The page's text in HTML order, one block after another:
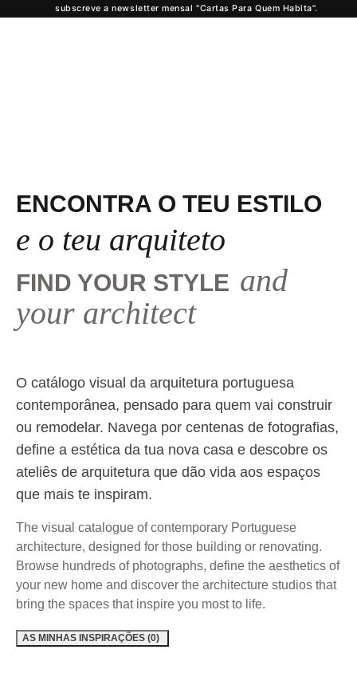
ENCONTRA O TEU ESTILO
e o teu arquiteto
FIND YOUR STYLE and
your architect
O catálogo visual da arquitetura portuguesa
contemporânea, pensado para quem vai construir
ou remodelar. Navega por centenas de fotografias,
define a estética da tua nova casa e descobre os
ateliês de arquitetura que dão vida aos espaços
que mais te inspiram.
The visual catalogue of contemporary Portuguese
architecture, designed for those building or renovating.
Browse hundreds of photographs, define the aesthetics of
your new home and discover the architecture studios that
bring the spaces that inspire you most to life.
AS MINHAS INSPIRAÇÕES (0)
subscreve a newsletter mensal "Cartas Para Quem Habita".